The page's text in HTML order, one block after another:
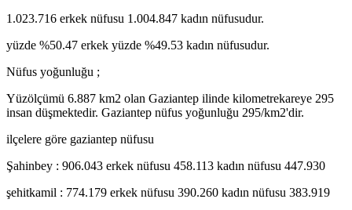
1.023.716 erkek nüfusu 1.004.847 kadın nüfusudur.
yüzde %50.47 erkek yüzde %49.53 kadın nüfusudur.
Nüfus yoğunluğu ;
Yüzölçümü 6.887 km2 olan Gaziantep ilinde kilometrekareye 295
insan düşmektedir. Gaziantep nüfus yoğunluğu 295/km2'dir.
ilçelere göre gaziantep nüfusu
Şahinbey : 906.043 erkek nüfusu 458.113 kadın nüfusu 447.930
şehitkamil : 774.179 erkek nüfusu 390.260 kadın nüfusu 383.919